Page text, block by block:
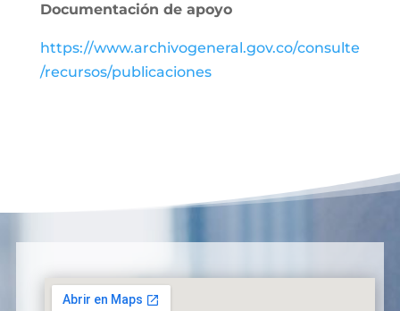
Documentación de apoyo
https://www.archivogeneral.gov.co/consulte
/recursos/publicaciones